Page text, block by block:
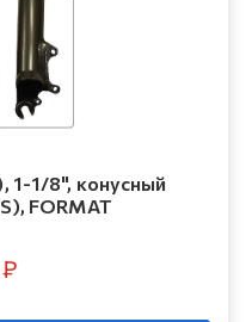
1-1/8", конусный
FORMAT